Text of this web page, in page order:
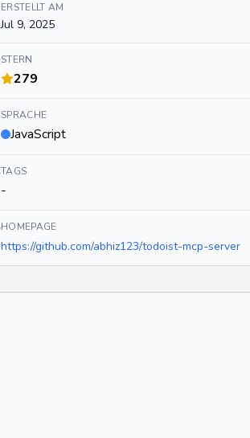
ERSTELLT AM
Jul 9, 2025
STERN
279
SPRACHE
JavaScript
TAGS
-
HOMEPAGE
https://github.com/abhiz123/todoist-mcp-server